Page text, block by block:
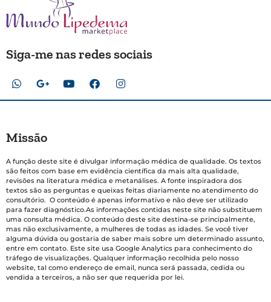
Siga-me nas redes sociais
Missão
A função deste site é divulgar informação médica de qualidade. Os textos
são feitos com base em evidência científica da mais alta qualidade,
revisões na literatura médica e metanálises. A fonte inspiradora dos
textos são as perguntas e queixas feitas diariamente no atendimento do
consultório. O conteúdo é apenas informativo e não deve ser utilizado
para fazer diagnóstico.As informações contidas neste site não substituem
uma consulta médica. O conteúdo deste site destina-se principalmente,
mas não exclusivamente, a mulheres de todas as idades. Se você tiver
alguma dúvida ou gostaria de saber mais sobre um determinado assunto,
entre em contato. Este site usa Google Analytics para conhecimento do
tráfego de visualizações. Qualquer informação recolhida pelo nosso
website, tal como endereço de email, nunca será passada, cedida ou
vendida a terceiros, a não ser que requerida por lei.